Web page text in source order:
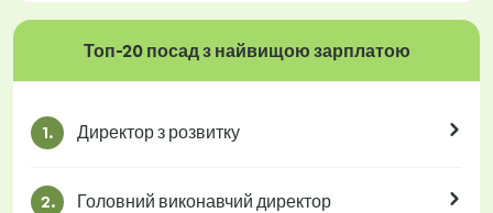
Топ-20 посад з найвищою зарплатою
1. Директор з розвитку
2. Головний виконавчий директор